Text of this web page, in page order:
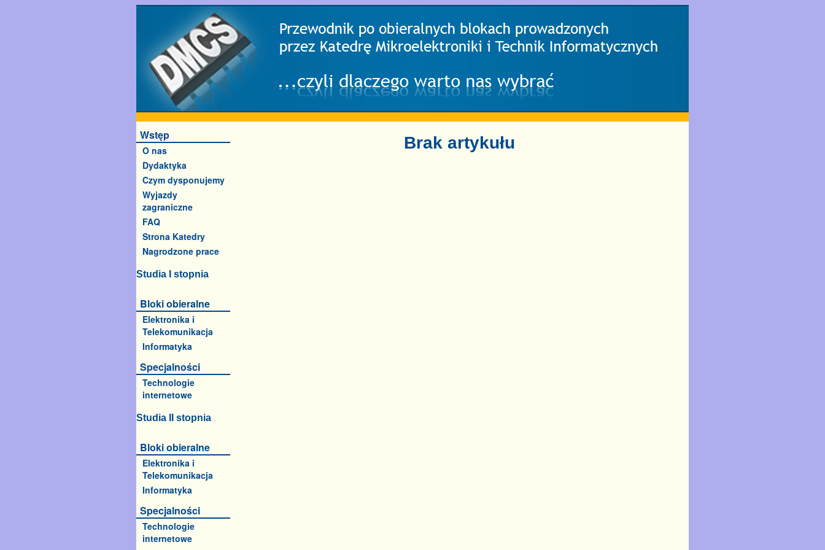
Wstęp
O nas
Dydaktyka
Czym dysponujemy
Wyjazdy
zagraniczne
FAQ
Strona Katedry
Nagrodzone prace
Studia I stopnia
Bloki obieralne
Elektronika i
Telekomunikacja
Informatyka
Specjalności
Technologie
internetowe
Studia II stopnia
Bloki obieralne
Elektronika i
Telekomunikacja
Informatyka
Specjalności
Technologie
internetowe
Brak artykułu